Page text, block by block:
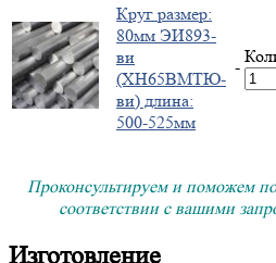
Круг размер:
80мм ЭИ893-
ви
(ХН65ВМТЮ-
ви) длина:
500-525мм
-
Проконсультируем и поможем
соответствии с вашими
Изготовление